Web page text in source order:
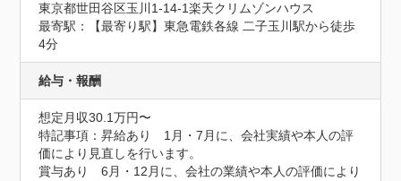
東京都世田谷区玉川1-14-1楽天クリムゾンハウス
最寄駅：【最寄り駅】東急電鉄各線 二子玉川駅から徒歩
4分
給与・報酬
想定月収30.1万円〜
特記事項：昇給あり　1月・7月に、会社実績や本人の評
価により見直しを行います。
賞与あり　6月・12月に、会社の業績や本人の評価により